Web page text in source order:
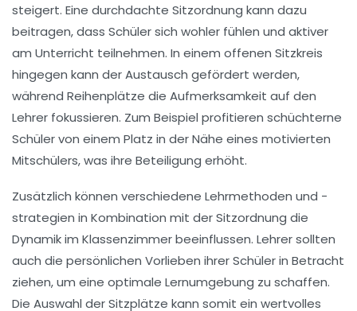
steigert. Eine durchdachte Sitzordnung kann dazu
beitragen, dass Schüler sich wohler fühlen und aktiver
am Unterricht teilnehmen. In einem offenen Sitzkreis
hingegen kann der Austausch gefördert werden,
während Reihenplätze die Aufmerksamkeit auf den
Lehrer fokussieren. Zum Beispiel profitieren schüchterne
Schüler von einem Platz in der Nähe eines motivierten
Mitschülers, was ihre Beteiligung erhöht.
Zusätzlich können verschiedene Lehrmethoden und -
strategien in Kombination mit der Sitzordnung die
Dynamik im Klassenzimmer beeinflussen. Lehrer sollten
auch die persönlichen Vorlieben ihrer Schüler in Betracht
ziehen, um eine optimale Lernumgebung zu schaffen.
Die Auswahl der Sitzplätze kann somit ein wertvolles